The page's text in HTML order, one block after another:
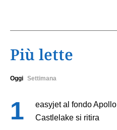
Più lette
Oggi Settimana
easyjet al fondo Apollo
Castlelake si ritira